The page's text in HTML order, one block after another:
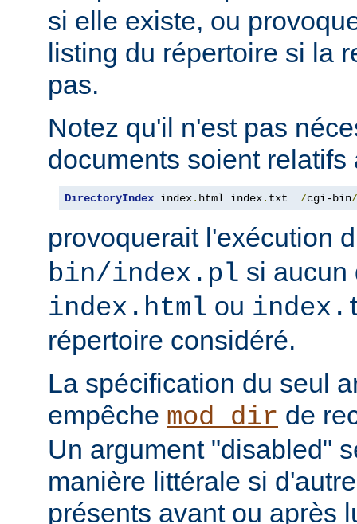
si elle existe, ou
listing du répertoire si la
pas.
Notez qu'il n'est pas
documents soient relatifs
DirectoryIndex index. html index. txt /cgi-bin/
provoquerait l'exécution
bin/index.pl si aucun
index.html ou
répertoire considéré.
La spécification du seul
empêche mod_dir de
Un argument "disabled"
manière littérale si
présents avant ou après